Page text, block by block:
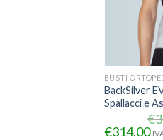
BUSTI
BackSilver
Spallacci e
€
€314.00